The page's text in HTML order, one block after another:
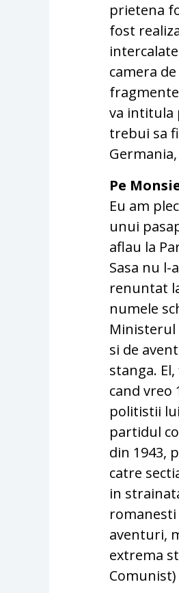
prietena
fost
camera
va intitula
trebui sa
Pe
Eu am
unui
aflau la
Sasa nu l-
renuntat
numele
Ministerul
si de
stanga.
cand vreo
politistii
partidul
din 1943,
catre
in
romanesti
aventuri,
extrema